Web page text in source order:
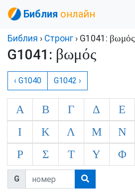
Библия онлайн
Библия › Стронг › G1041: βωμός
G1041: βωμός
‹ G1040 G1042 ›
Α Β Γ Δ Ε
Ι
Κ Λ Μ Ν
Ρ
Σ Τ Υ Φ
G